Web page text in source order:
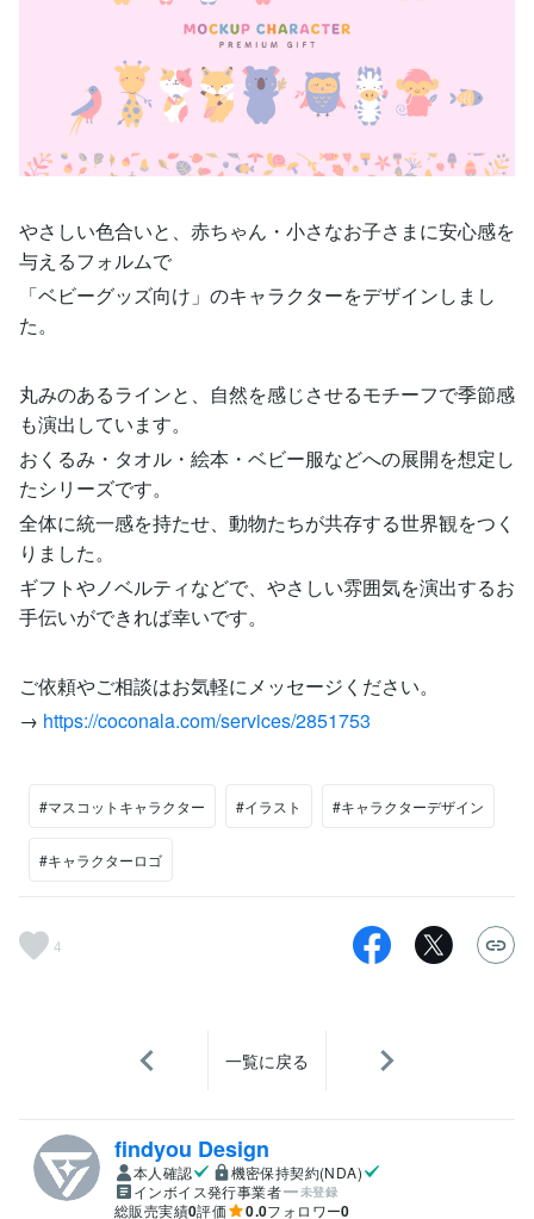
やさしい色合いと、赤ちゃん・小さなお子さまに安心感を
与えるフォルムで
「ベビーグッズ向け」のキャラクターをデザインしまし
た。
丸みのあるラインと、自然を感じさせるモチーフで季節感
も演出しています。
おくるみ・タオル・絵本・ベビー服などへの展開を想定し
たシリーズです。
全体に統一感を持たせ、動物たちが共存する世界観をつく
りました。
ギフトやノベルティなどで、やさしい雰囲気を演出するお
手伝いができれば幸いです。
ご依頼やご相談はお気軽にメッセージください。
→ https://coconala.com/services/2851753
#マスコットキャラクター #イラスト #キャラクターデザイン
#キャラクターロゴ
4
一覧に戻る
findyou Design
本人確認
機密保持契約(NDA)
インボイス発行事業者
未登録
総販売実績0評価 0.0フォロワー0